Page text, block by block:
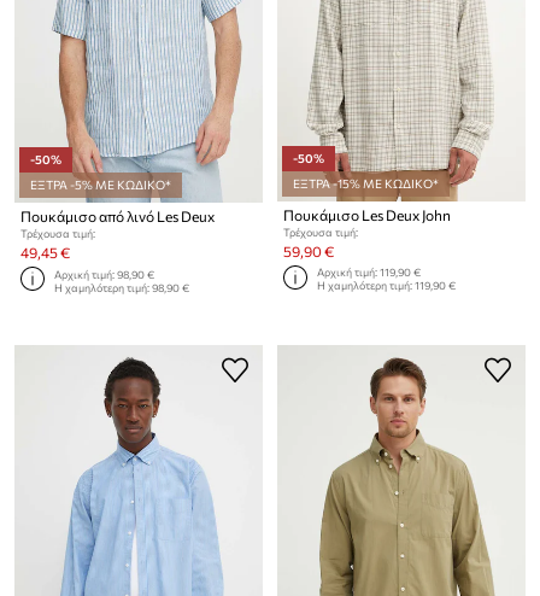
-50%
ΕΞΤΡΑ -5% ΜΕ ΚΩΔΙΚΟ*
Πουκάμισο από λινό Les Deux
Τρέχουσα τιμή:
49,45 €
Αρχική τιμή:98,90 €
Η χαμηλότερη τιμή:98,90 €
-50%
ΕΞΤΡΑ -15% ΜΕ ΚΩΔΙΚΟ*
Πουκάμισο Les Deux John
Τρέχουσα τιμή:
59,90 €
Αρχική τιμή:119,90 €
Η χαμηλότερη τιμή:119,90 €